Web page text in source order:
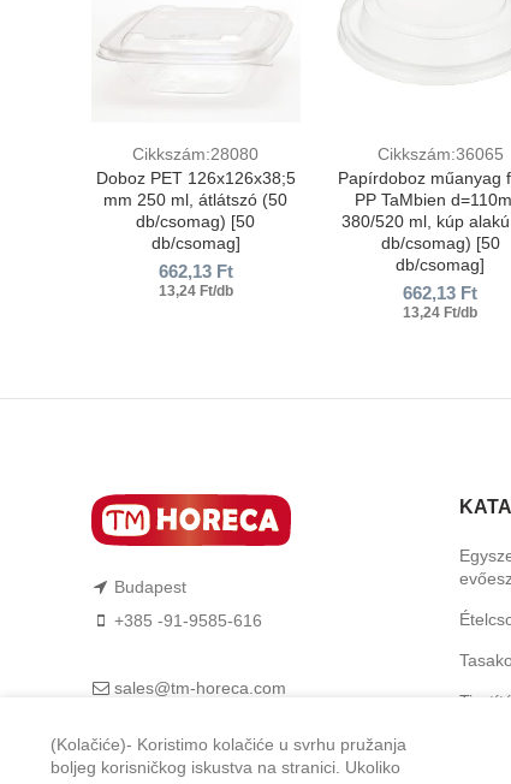
Cikkszám:28080
Doboz PET 126х126х38;5
mm 250 ml, átlátszó (50
db/csomag) [50
db/csomag]
662,13 Ft
13,24 Ft/db
Cikkszám:36065
Papírdoboz műanyag
PP TaMbien
380/520 ml, kúp
db/csomag) [50
db/csomag]
662,13 Ft
13,24 Ft/db
Budapest
+385 -91-9585-616
sales@tm-horeca.com
(Kolačiće)- Koristimo kolačiće u svrhu pružanja
boljeg korisničkog iskustva na stranici. Ukoliko